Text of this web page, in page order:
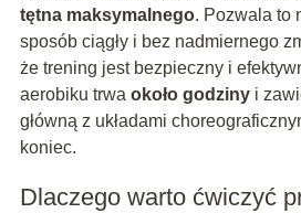
tętna maksymalnego. Pozwala to
sposób ciągły i bez nadmiernego
że trening jest bezpieczny i
aerobiku trwa około godzinyi
główną z układami
koniec.
Dlaczego warto ćwiczyć